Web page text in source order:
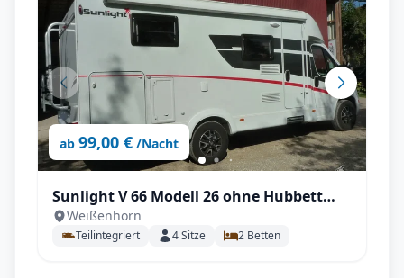
ab 99,00 € /Nacht
Sunlight V 66 Modell 26 ohne Hubbett
geräumig für 2 P.
Weißenhorn
Teilintegriert 4Sitze 2 Betten